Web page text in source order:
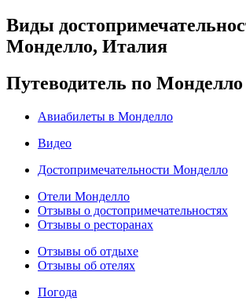
Виды
Монделло, Италия
Путеводитель по Монделло
Авиабилеты в Монделло
Видео
Достопримечательности Монделло
Отели Монделло
Отзывы о достопримечательностях
Отзывы о ресторанах
Отзывы об отдыхе
Отзывы об отелях
Погода